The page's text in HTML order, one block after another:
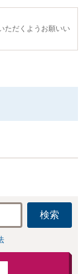
ただくようお願いい
検索